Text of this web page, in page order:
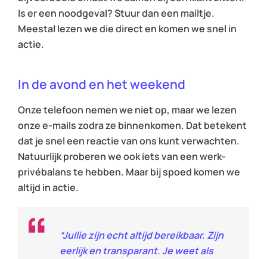
Is er een noodgeval? Stuur dan een mailtje.
Meestal lezen we die direct en komen we snel in
actie.
In de avond en het weekend
Onze telefoon nemen we niet op, maar we lezen
onze e-mails zodra ze binnenkomen. Dat betekent
dat je snel een reactie van ons kunt verwachten.
Natuurlijk proberen we ook iets van een werk-
privébalans te hebben. Maar bij spoed komen we
altijd in actie.
“Jullie zijn echt altijd bereikbaar. Zijn
eerlijk en transparant. Je weet als